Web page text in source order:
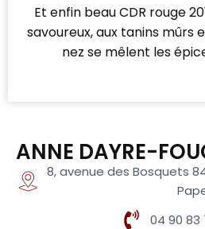
Et enfin beau CDR rouge
savoureux, aux tanins mûrs
nez se mêlent les
ANNE DAYRE-
8, avenue des Bosquets
04 90 83